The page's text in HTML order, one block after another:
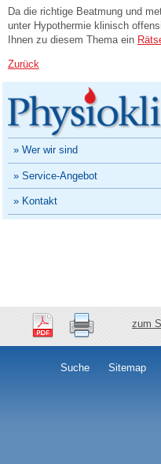
Da die richtige Beatmung und
unter Hypothermie klinisch
Ihnen zu diesem Thema ein
Zurück
» Wer wir sind
» Service-Angebot
» Kontakt
zum
Suche Sitemap